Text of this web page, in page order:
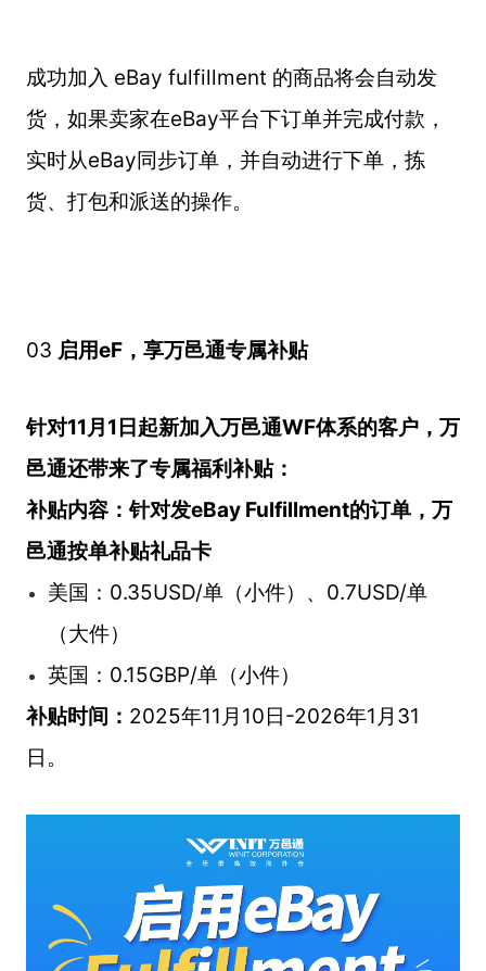
成功加入 eBay fulfillment 的商品将会自动发
货，如果卖家在eBay平台下订单并完成付款，
实时从eBay同步订单，并自动进行下单，拣
货、打包和派送的操作。
03 启用eF，享万邑通专属补贴
针对11月1日起新加入万邑通WF体系的客户，万
邑通还带来了专属福利补贴：
补贴内容：针对发eBay Fulfillment的订单，万
邑通按单补贴礼品卡
美国：0.35USD/单（小件）、0.7USD/单
（大件）
英国：0.15GBP/单（小件）
补贴时间： 2025年11月10日-2026年1月31
日。